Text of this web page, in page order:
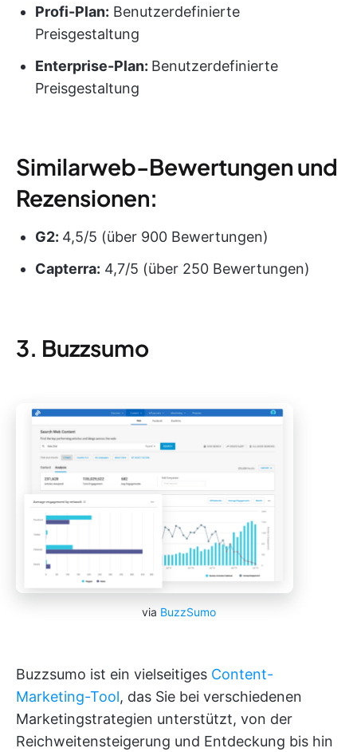
Profi-Plan: Benutzerdefinierte
Preisgestaltung
Enterprise-Plan: Benutzerdefinierte
Preisgestaltung
Similarweb-Bewertungen und
Rezensionen:
G2: 4,5/5 (über 900 Bewertungen)
Capterra: 4,7/5 (über 250 Bewertungen)
3. Buzzsumo
via BuzzSumo
Buzzsumo ist ein vielseitiges Content-
Marketing-Tool, das Sie bei verschiedenen
Marketingstrategien unterstützt, von der
Reichweitensteigerung und Entdeckung bis hin